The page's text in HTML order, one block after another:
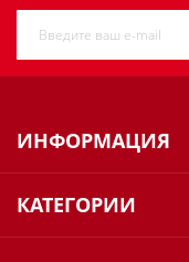
ИНФОРМАЦИЯ
КАТЕГОРИИ